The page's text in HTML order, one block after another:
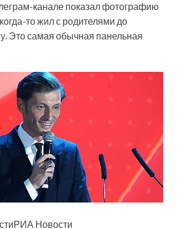
канале показал фотографию
то жил с родителями до
Это самая обычная панельная
Новости